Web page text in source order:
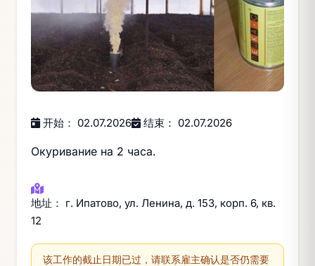
开始： 02.07.2026 结束： 02.07.2026
Окуривание на 2 часа.
地址： г. Ипатово, ул. Ленина, д. 153, корп. 6, кв.
12
该工作的截止日期已过，请联系雇主确认是否仍需要